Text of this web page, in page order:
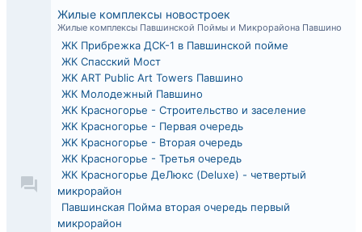
Жилые комплексы новостроек
Жилые комплексы Павшинской Поймы и Микрорайона Павшино
ЖК Прибрежка ДСК-1 в Павшинской пойме
ЖК Спасский Мост
ЖK ART Public Art Towers Павшино
ЖК Молодежный Павшино
ЖK Красногорье - Строительство и заселение
ЖK Красногорье - Первая очередь
ЖK Красногорье - Вторая очередь
ЖK Красногорье - Третья очередь
ЖК Красногорье ДеЛюкс (Deluxe) - четвертый
микрорайон
Павшинская Пойма вторая очередь первый
микрорайон